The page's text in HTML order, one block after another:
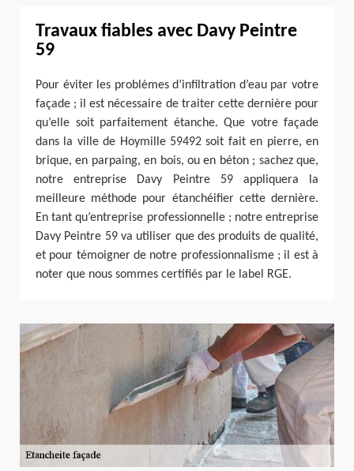
Travaux fiables avec Davy Peintre
59
Pour éviter les problèmes d’infiltration d’eau par votre
façade ; il est nécessaire de traiter cette dernière pour
qu’elle soit parfaitement étanche. Que votre façade
dans la ville de Hoymille 59492 soit fait en pierre, en
brique, en parpaing, en bois, ou en béton ; sachez que,
notre entreprise Davy Peintre 59 appliquera la
meilleure méthode pour étanchéifier cette dernière.
En tant qu’entreprise professionnelle ; notre entreprise
Davy Peintre 59 va utiliser que des produits de qualité,
et pour témoigner de notre professionnalisme ; il est à
noter que nous sommes certifiés par le label RGE.